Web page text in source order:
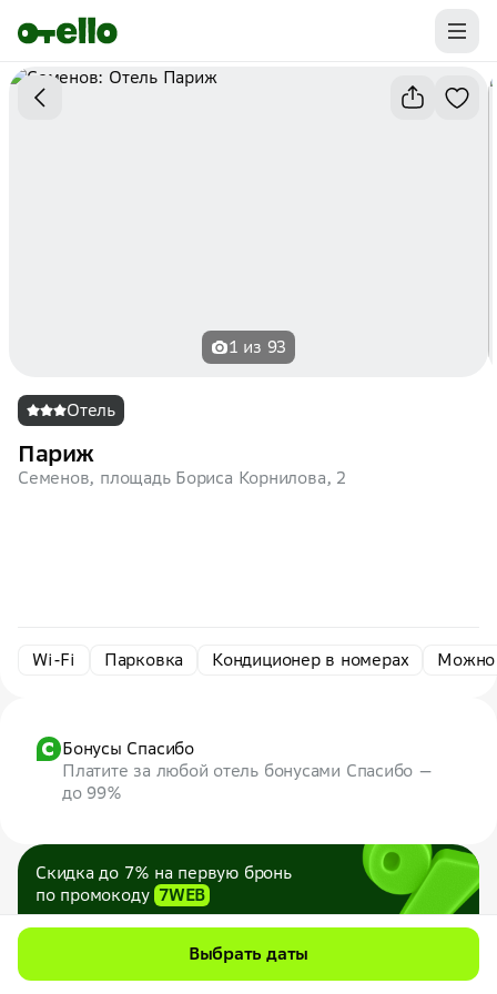
Промокоды на первую бронь уже ваши.
Забирайте выгоду
1 из 93
Отель
Париж
Семенов, площадь Бориса Корнилова, 2
Wi-Fi Парковка Кондиционер в номерах Можно
Бонусы Спасибо
Платите за любой отель бонусами Спасибо —
до 99%
Скидка до 7% на первую бронь
по промокоду 7WEB
Максимум — 1000 ₽
Выбрать даты